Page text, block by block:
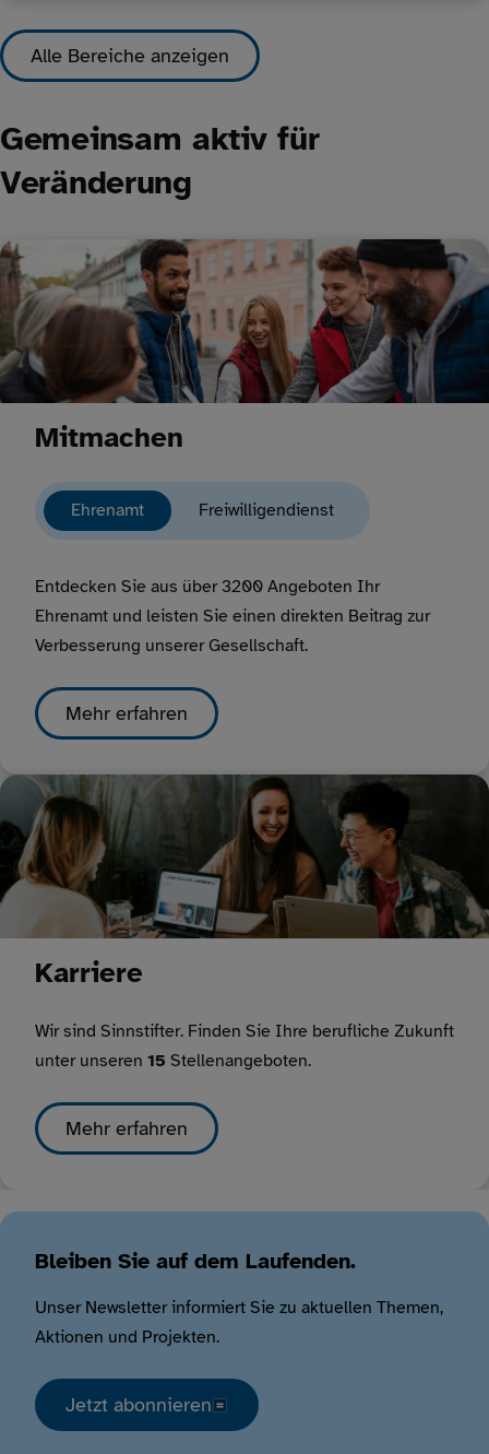
Alle Bereiche anzeigen
Gemeinsam aktiv für
Veränderung
Mitmachen
Ehrenamt Freiwilligendienst
Entdecken Sie aus über 3200 Angeboten Ihr
Ehrenamt und leisten Sie einen direkten Beitrag zur
Verbesserung unserer Gesellschaft.
Mehr erfahren
Karriere
Wir sind Sinnstifter. Finden Sie Ihre berufliche Zukunft
unter unseren 15 Stellenangeboten.
Mehr erfahren
Bleiben Sie auf dem Laufenden.
Unser Newsletter informiert Sie zu aktuellen Themen,
Aktionen und Projekten.
Jetzt abonnieren